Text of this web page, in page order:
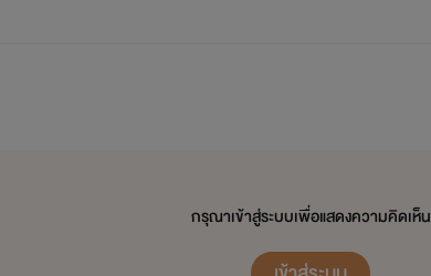
กรุณาเข้าสู่ระบบเพื่อแสดงความคิดเห็น